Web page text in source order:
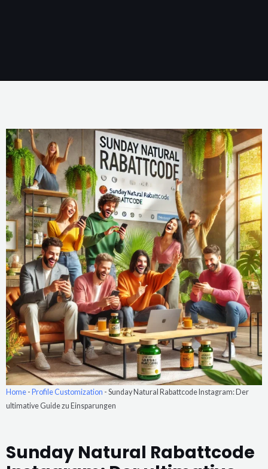
Home - Profile Customization - Sunday Natural Rabattcode Instagram: Der
ultimative Guide zu Einsparungen
Sunday Natural Rabattcode